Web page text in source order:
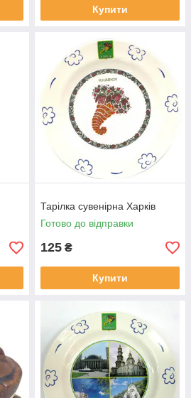
Купити
Тарілка сувенірна Харків
Готово до відправки
125 ₴
Купити